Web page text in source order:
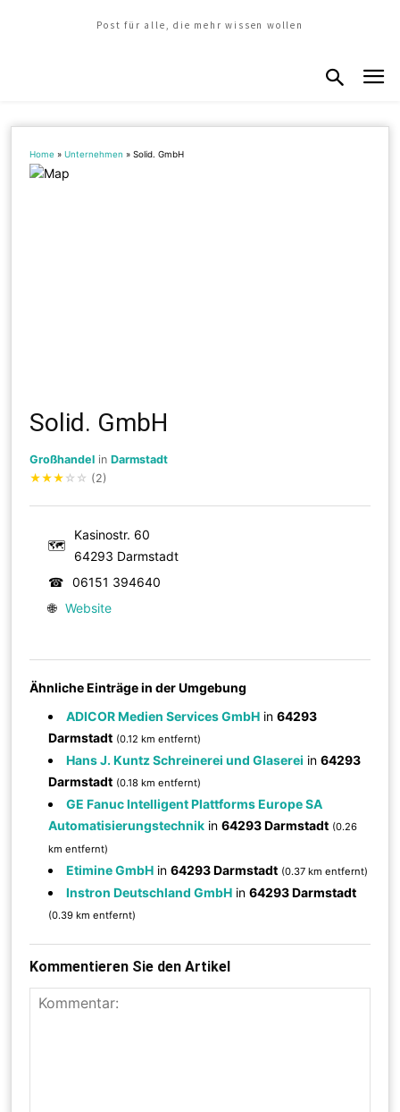
Post für alle, die mehr wissen wollen
Home »Unternehmen »Solid. GmbH
Solid. GmbH
Großhandel inDarmstadt
★★★ ☆ ☆ (2)
🗺
Kasinostr. 60
64293 Darmstadt
☎
06151 394640
🌐 Website
Ähnliche Einträge in der Umgebung
ADICOR Medien Services GmbH in64293
Darmstadt (0.12 km entfernt)
Hans J. Kuntz Schreinerei und Glaserei in64293
Darmstadt (0.18 km entfernt)
GE Fanuc Intelligent Plattforms Europe SA
Automatisierungstechnik in64293 Darmstadt (0.26
km entfernt)
Etimine GmbH in64293 Darmstadt (0.37 km entfernt)
Instron Deutschland GmbH in64293 Darmstadt
(0.39 km entfernt)
Kommentieren Sie den Artikel